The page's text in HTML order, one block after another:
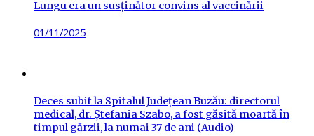
Lungu era un susținător convins al vaccinării
Posted
01/11/2025
Deces subit la Spitalul Județean Buzău: directorul
medical, dr. Ștefania Szabo, a fost găsită moartă în
timpul gărzii, la numai 37 de ani (Audio)